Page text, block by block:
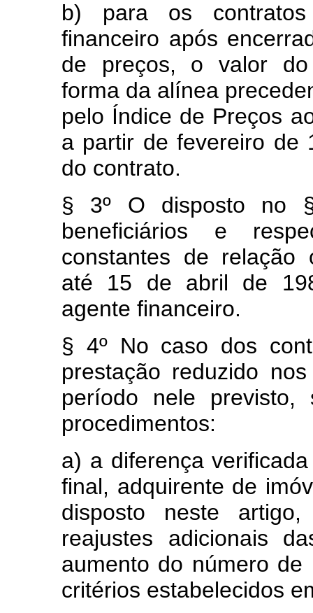
b) para os
financeiro após
de preços, o valor do
forma da alínea
pelo Índice de Preços
a partir de fevereiro de
do contrato.
§ 3º O disposto no
beneficiários e
constantes de relação
até 15 de abril de
agente financeiro.
§ 4º No caso dos
prestação reduzido
período nele previsto,
procedimentos:
a) a diferença
final, adquirente de
disposto neste
reajustes adicionais
aumento do número
critérios estabelecidos